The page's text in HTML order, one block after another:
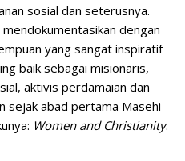
sosial dan seterusnya.
dengan
yang sangat inspiratif
baik sebagai misionaris,
aktivis perdamaian dan
sejak abad pertama Masehi
Women and Christianity.